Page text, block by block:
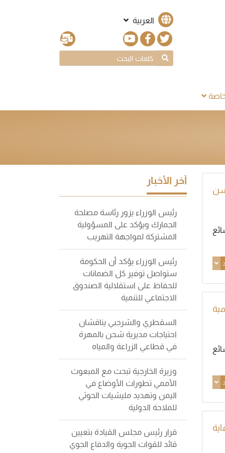
العربية
آخر الأخبار
رئيس الوزراء يزور رئاسة مصلحة
الجمارك ويؤكد على المسؤولية
المشتركة لمواجهة التهريب
رئيس الوزراء يؤكد أن الحكومة
ستواصل توفير كل الضمانات
للحفاظ على استقلالية الصندوق
الاجتماعي للتنمية
السقطري والشرجبي يناقشان
احتياجات مديرية شحن بالمهرة
في قطاعي الزراعة والمياه
وزيرة الخارجية تبحث مع المبعوث
الأممي تطورات الأوضاع في
اليمن وتهديد مليشيات الحوثي
للملاحة الدولية
قرار رئيس مجلس القيادة بتعيين
قائد للقوات الجوية والدفاع الجوي